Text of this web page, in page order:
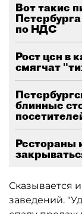
Вот такие
по НДС
Рост цен в
смягчат
блинные
Рестораны
Сказывается
заведений.